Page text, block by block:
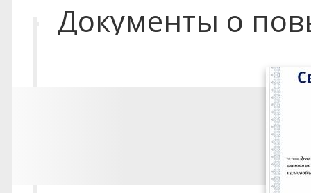
Документы о